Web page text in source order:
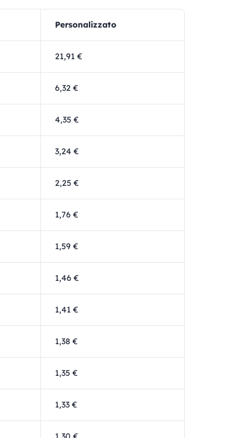
Personalizzato
21,91 €
6,32 €
4,35 €
3,24 €
2,25 €
1,76 €
1,59 €
1,46 €
1,41 €
1,38 €
1,35 €
1,33 €